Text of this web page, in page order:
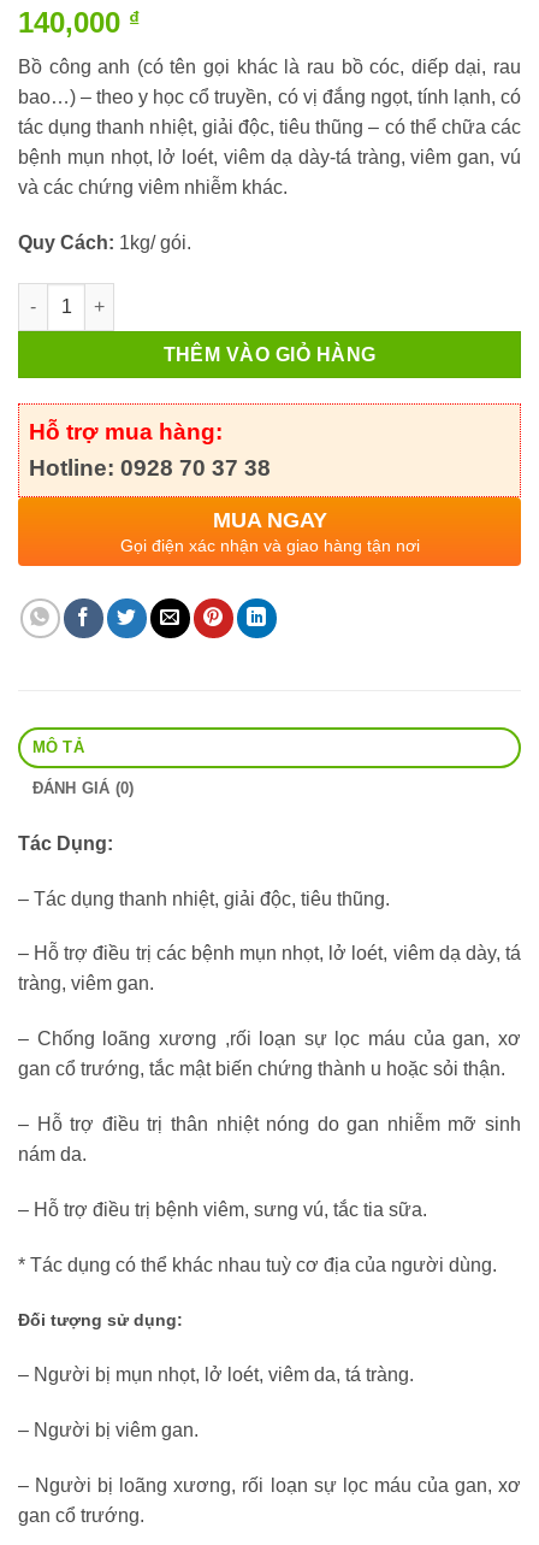
140,000 ₫
Bồ công anh (có tên gọi khác là rau bồ cóc, diếp dại, rau
bao…) – theo y học cổ truyền, có vị đắng ngọt, tính lạnh, có
tác dụng thanh nhiệt, giải độc, tiêu thũng – có thể chữa các
bệnh mụn nhọt, lở loét, viêm dạ dày-tá tràng, viêm gan, vú
và các chứng viêm nhiễm khác.
Quy Cách: 1kg/ gói.
Bồ Công Anh (Khô) số lượng
THÊM VÀO GIỎ HÀNG
Hỗ trợ mua hàng:
Hotline: 0928 70 37 38
MUA NGAY
Gọi điện xác nhận và giao hàng tận nơi
MÔ TẢ
ĐÁNH GIÁ (0)
Tác Dụng:
– Tác dụng thanh nhiệt, giải độc, tiêu thũng.
– Hỗ trợ điều trị các bệnh mụn nhọt, lở loét, viêm dạ dày, tá
tràng, viêm gan.
– Chống loãng xương ,rối loạn sự lọc máu của gan, xơ
gan cổ trướng, tắc mật biến chứng thành u hoặc sỏi thận.
– Hỗ trợ điều trị thân nhiệt nóng do gan nhiễm mỡ sinh
nám da.
– Hỗ trợ điều trị bệnh viêm, sưng vú, tắc tia sữa.
* Tác dụng có thể khác nhau tuỳ cơ địa của người dùng.
Đối tượng sử dụng:
– Người bị mụn nhọt, lở loét, viêm da, tá tràng.
– Người bị viêm gan.
– Người bị loãng xương, rối loạn sự lọc máu của gan, xơ
gan cổ trướng.